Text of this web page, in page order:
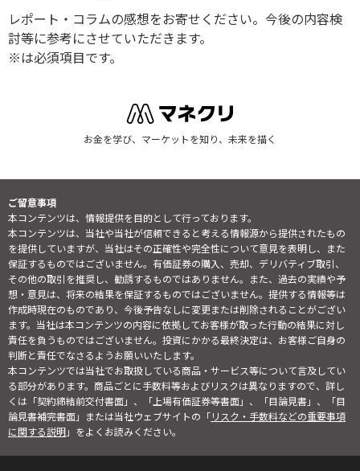
レポート・コラムの感想をお寄せください。今後の内容検
討等に参考にさせていただきます。
※は必須項目です。
お金を学び、マーケットを知り、未来を描く
ご留意事項
本コンテンツは、情報提供を目的として行っております。
本コンテンツは、当社や当社が信頼できると考える情報源から提供されたもの
を提供していますが、当社はその正確性や完全性について意見を表明し、また
保証するものではございません。有価証券の購入、売却、デリバティブ取引、
その他の取引を推奨し、勧誘するものではありません。また、過去の実績や予
想・意見は、将来の結果を保証するものではございません。提供する情報等は
作成時現在のものであり、今後予告なしに変更または削除されることがござい
ます。当社は本コンテンツの内容に依拠してお客様が取った行動の結果に対し
責任を負うものではございません。投資にかかる最終決定は、お客様ご自身の
判断と責任でなさるようお願いいたします。
本コンテンツでは当社でお取扱している商品・サービス等について言及してい
る部分があります。商品ごとに手数料等およびリスクは異なりますので、詳し
くは「契約締結前交付書面」、「上場有価証券等書面」、「目論見書」、「目
論見書補完書面」または当社ウェブサイトの「リスク・手数料などの重要事項
に関する説明」をよくお読みください。